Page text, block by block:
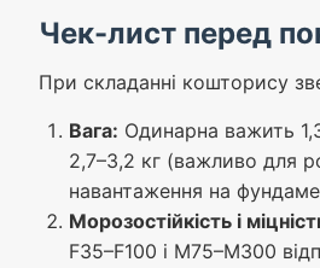
Чек-лист перед
При складанні кошторису
Вага: Одинарна важить
2,7–3,2 кг (важливо для
навантаження на
Морозостійкість і
F35–F100 і М75–М300